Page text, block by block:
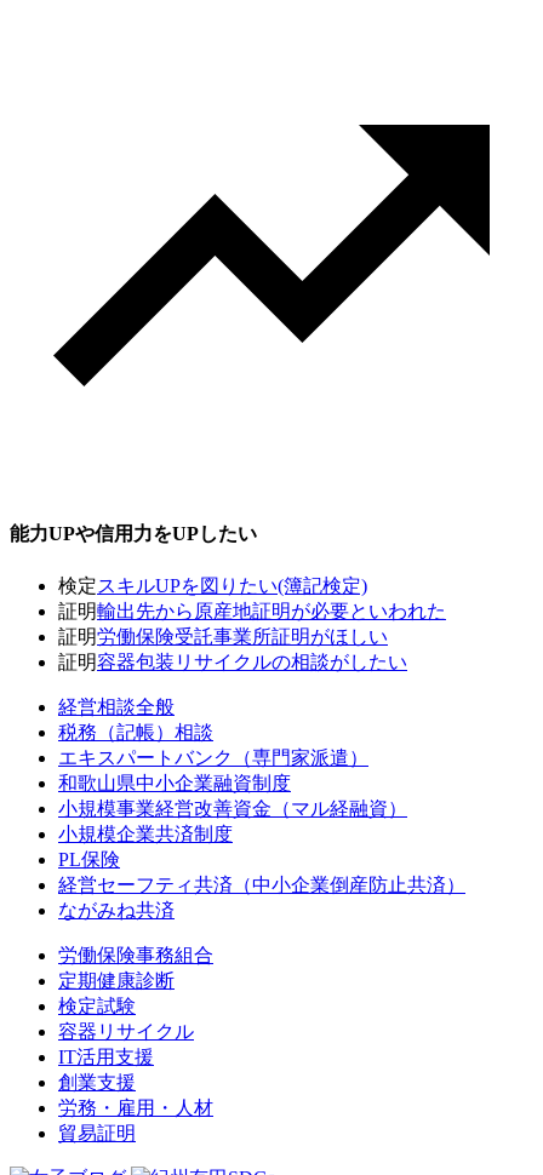
能力UPや信用力をUPしたい
検定スキルUPを図りたい(簿記検定)
証明輸出先から原産地証明が必要といわれた
証明労働保険受託事業所証明がほしい
証明容器包装リサイクルの相談がしたい
経営相談全般
税務（記帳）相談
エキスパートバンク（専門家派遣）
和歌山県中小企業融資制度
小規模事業経営改善資金（マル経融資）
小規模企業共済制度
PL保険
経営セーフティ共済（中小企業倒産防止共済）
ながみね共済
労働保険事務組合
定期健康診断
検定試験
容器リサイクル
IT活用支援
創業支援
労務・雇用・人材
貿易証明